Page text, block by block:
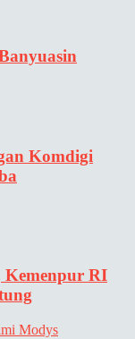
Komdigi
Kemenpur RI
Modys